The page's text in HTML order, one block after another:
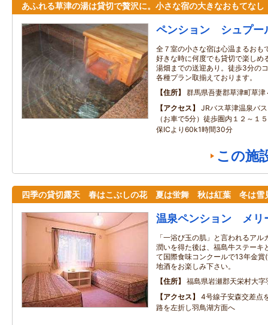
あふれる草津の湯は貸切で贅沢に。小さな宿の大きなおもてなし
ペンション シュプー
全７室の小さな宿は心温まるおも
好きな時に何度でも貸切で楽しめ
湯畑までの送迎あり。徒歩3分の
各種プラン取揃えております。
住所
群馬県吾妻郡草津町草
アクセス
JRバス草津温泉バ
（お車で5分）徒歩圏内１２～１
保ICより60k1時間30分
この施
四季の貸切露天 春はこぶしの花 夏は蛍舞 秋は紅葉 冬は雪
温泉ペンション メリ
「一浴び玉の肌」と言われるア
潤いを得た後は、福島牛ステーキ
て国際食味コンクールで13年金
地酒をお楽しみ下さい。
住所
福島県岩瀬郡天栄村大
アクセス
4号線子安森交差点
路を左折し羽鳥湖方面へ